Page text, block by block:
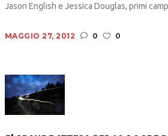
Jason English e Jessica Douglas, primi
MAGGIO 27, 2012 0 0